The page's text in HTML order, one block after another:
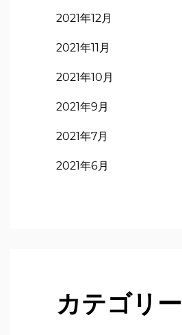
2021年12月
2021年11月
2021年10月
2021年9月
2021年7月
2021年6月
カテゴリー